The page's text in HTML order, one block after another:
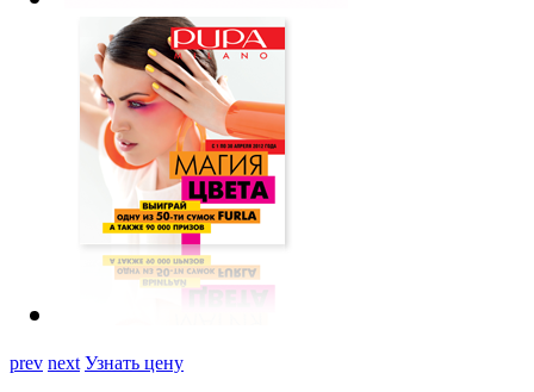
prev next Узнать цену